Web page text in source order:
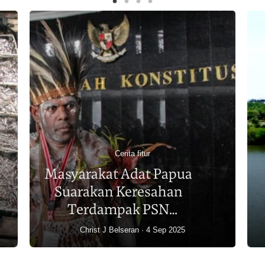
Cerita fitur
Masyarakat Adat Papua
Suarakan Keresahan
Terdampak PSN
Merauke
Christ J Belseran 4 Sep 2025